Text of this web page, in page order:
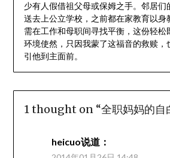
少有人假借祖父母或保姆之手。邻居们
送去上公立学校，之前都在家教育以身
需在工作和母职间寻找平衡，这份轻松
环境使然，只因我蒙了这福音的救赎，
引他到主面前。
1 thought on “全职妈妈的自
heicuo说道：